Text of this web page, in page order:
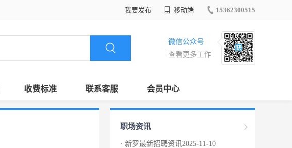
我要发布 移动端 15362300515
微信公众号
查看更多工作
收费标准 联系客服 会员中心
职场资讯
· 新罗最新招聘资讯2025-11-10